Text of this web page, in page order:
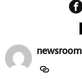
newsroom